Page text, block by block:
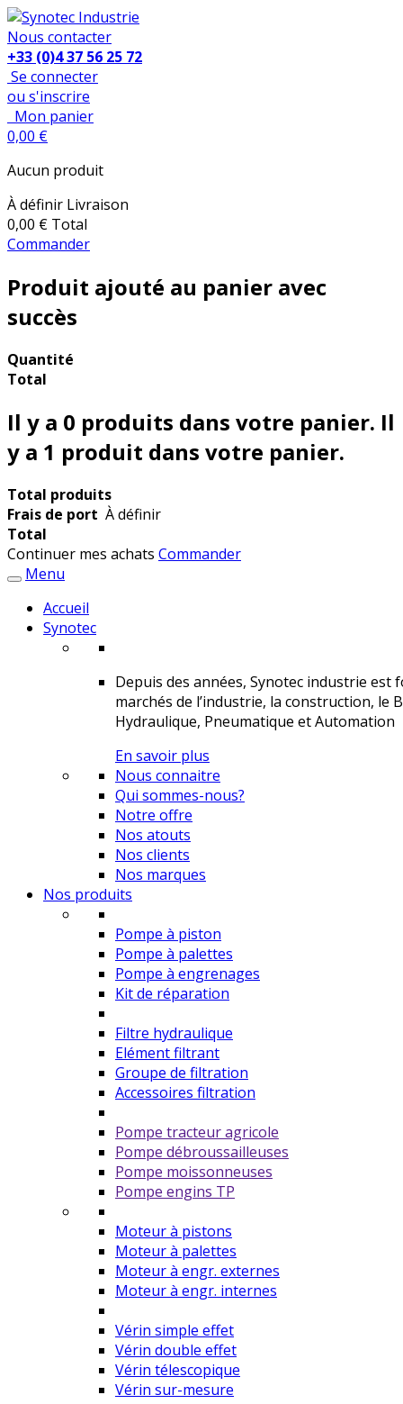
Nous contacter
+33 (0)4 37 56 25 72
Se connecter
ou s'inscrire
Mon panier
0,00 €
Aucun produit
À définir Livraison
0,00 € Total
Commander
Produit ajouté au panier avec
succès
Quantité
Total
Il y a 0 produits dans votre panier. Il
y a 1 produit dans votre panier.
Total produits
Frais de port À définir
Total
Continuer mes achats Commander
Menu
Accueil
Synotec
Depuis des années, Synotec industrie
marchés de l’industrie, la construction, le
Hydraulique, Pneumatique et Automation
En savoir plus
Nous connaitre
Qui sommes-nous?
Notre offre
Nos atouts
Nos clients
Nos marques
Nos produits
Pompe à piston
Pompe à palettes
Pompe à engrenages
Kit de réparation
Filtre hydraulique
Elément filtrant
Groupe de filtration
Accessoires filtration
Pompe tracteur agricole
Pompe débroussailleuses
Pompe moissonneuses
Pompe engins TP
Moteur à pistons
Moteur à palettes
Moteur à engr. externes
Moteur à engr. internes
Vérin simple effet
Vérin double effet
Vérin télescopique
Vérin sur-mesure